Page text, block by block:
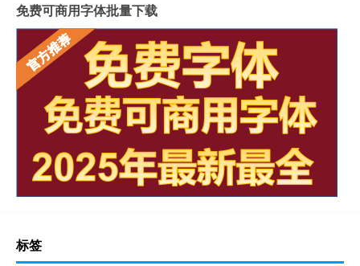
免费可商用字体批量下载
标签